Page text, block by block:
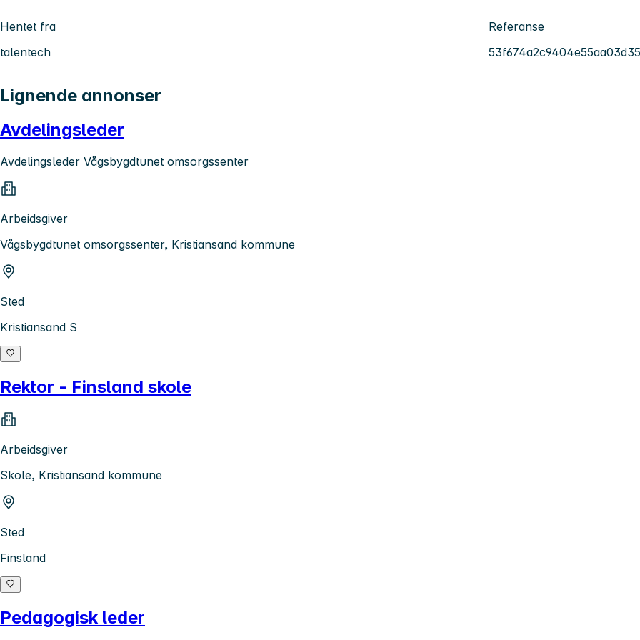
Hentet fra
talentech
Referanse
Lignende annonser
Avdelingsleder
Avdelingsleder Vågsbygdtunet omsorgssenter
Arbeidsgiver
Vågsbygdtunet omsorgssenter, Kristiansand kommune
Sted
Kristiansand S
Rektor - Finsland skole
Arbeidsgiver
Skole, Kristiansand kommune
Sted
Finsland
Pedagogisk leder